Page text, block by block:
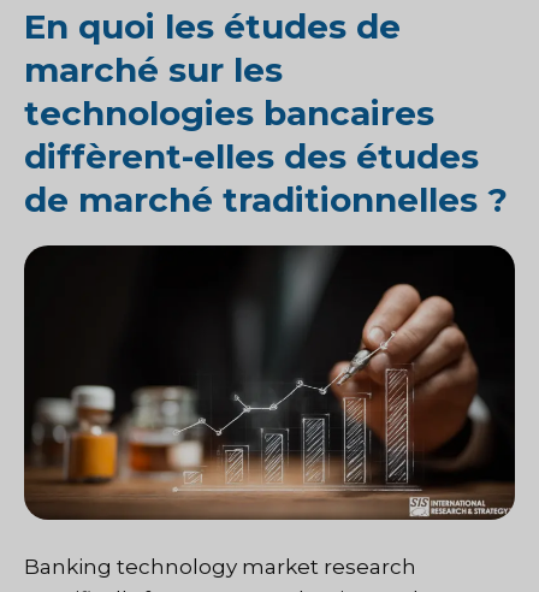
En quoi les études de
marché sur les
technologies bancaires
diffèrent-elles des études
de marché traditionnelles ?
Banking technology market research